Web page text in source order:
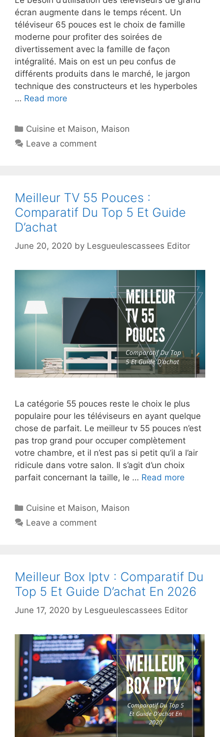
écran augmente dans le temps récent. Un
téléviseur 65 pouces est le choix de famille
moderne pour profiter des soirées de
divertissement avec la famille de façon
intégralité. Mais on est un peu confus de
différents produits dans le marché, le jargon
technique des constructeurs et les hyperboles
… Read more
Cuisine et Maison, Maison
Leave a comment
Meilleur TV 55 Pouces :
Comparatif Du Top 5 Et Guide
D’achat
June 20, 2020 by Lesgueulescassees Editor
La catégorie 55 pouces reste le choix le plus
populaire pour les téléviseurs en ayant quelque
chose de parfait. Le meilleur tv 55 pouces n’est
pas trop grand pour occuper complètement
votre chambre, et il n’est pas si petit qu’il a l’air
ridicule dans votre salon. Il s’agit d’un choix
parfait concernant la taille, le … Read more
Cuisine et Maison, Maison
Leave a comment
Meilleur Box Iptv : Comparatif Du
Top 5 Et Guide D’achat En 2026
June 17, 2020 by Lesgueulescassees Editor